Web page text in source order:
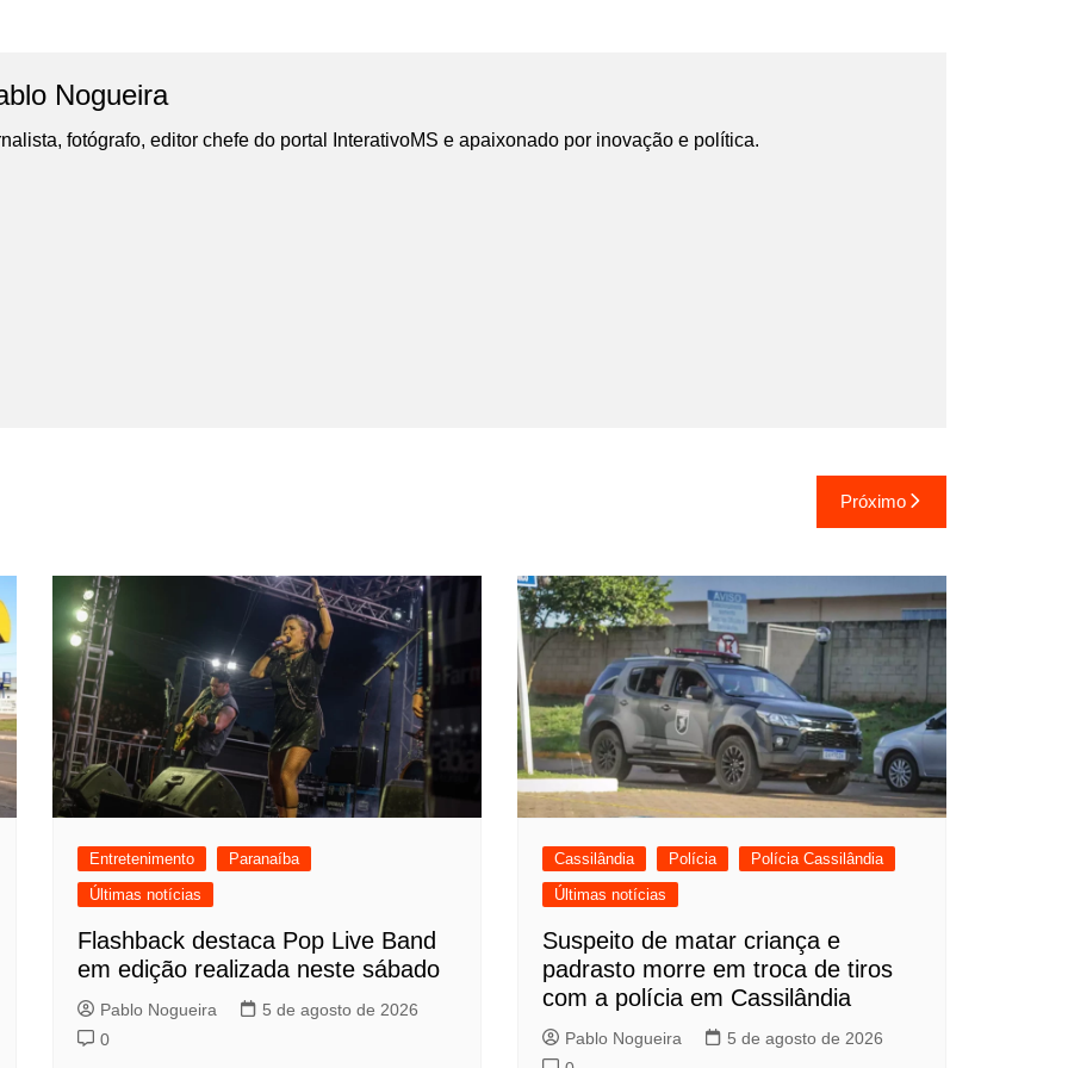
Nogueira
fotógrafo, editor chefe do portal InterativoMS e apaixonado por inovação e política.
Próximo
Entretenimento
Paranaíba
Últimas notícias
Flashback destaca Pop Live Band
em edição realizada neste sábado
Pablo Nogueira
5 de agosto de 2026
0
Cassilândia Polícia
Polícia Cassilândia
Últimas notícias
Suspeito de matar criança e
padrasto morre em troca de tiros
com a polícia em Cassilândia
Pablo Nogueira
5 de agosto de 2026